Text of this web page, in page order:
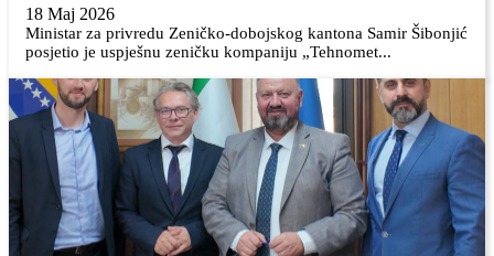
18 Maj 2026
Ministar za privredu Zeničko-dobojskog kantona Samir Šibonjić
posjetio je uspješnu zeničku kompaniju „Tehnomet...